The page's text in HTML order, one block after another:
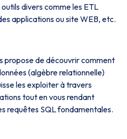
divers comme les ETL
applications ou site WEB, etc.
propose de découvrir comment
(algèbre relationnelle)
les exploiter à travers
tout en vous rendant
requêtes SQL fondamentales.